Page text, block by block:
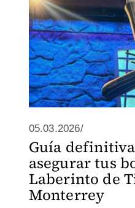
05.03.2026/
Guía
asegurar tus
Laberinto de
Monterrey